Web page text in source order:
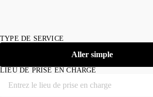
TYPE DE SERVICE
Aller simple
LIEU DE PRISE EN CHARGE